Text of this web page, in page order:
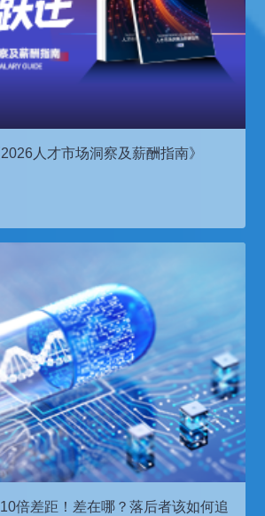
人才市场洞察及薪酬指南》
倍差距！差在哪？落后者该如何追